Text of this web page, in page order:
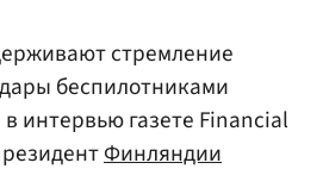
стремление
беспилотниками
интервью газете Financial
Финляндии